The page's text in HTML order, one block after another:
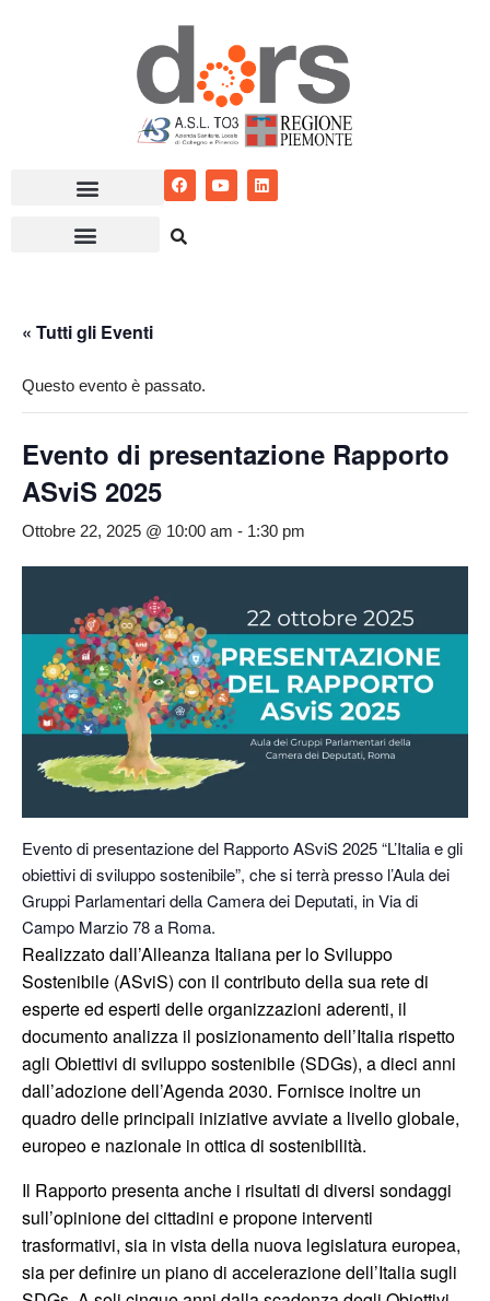
« Tutti gli Eventi
Questo evento è passato.
Evento di presentazione Rapporto
ASviS 2025
Ottobre 22, 2025 @ 10:00 am - 1:30 pm
Evento di presentazione del Rapporto ASviS 2025 “L’Italia e gli
obiettivi di sviluppo sostenibile”, che si terrà presso l’Aula dei
Gruppi Parlamentari della Camera dei Deputati, in Via di
Campo Marzio 78 a Roma.
Realizzato dall’Alleanza Italiana per lo Sviluppo
Sostenibile (ASviS) con il contributo della sua rete di
esperte ed esperti delle organizzazioni aderenti, il
documento analizza il posizionamento dell’Italia rispetto
agli Obiettivi di sviluppo sostenibile (SDGs), a dieci anni
dall’adozione dell’Agenda 2030. Fornisce inoltre un
quadro delle principali iniziative avviate a livello globale,
europeo e nazionale in ottica di sostenibilità.
Il Rapporto presenta anche i risultati di diversi sondaggi
sull’opinione dei cittadini e propone interventi
trasformativi, sia in vista della nuova legislatura europea,
sia per definire un piano di accelerazione dell’Italia sugli